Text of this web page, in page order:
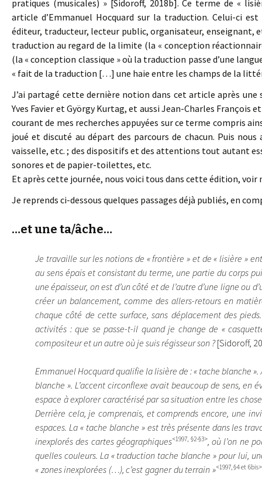
pratiques (musicales) » [Sidoroff, 2018b]. Ce terme de «
article d’Emmanuel Hocquard sur la traduction. Celui-ci
éditeur, traducteur, lecteur public, organisateur, enseignant,
traduction au regard de la limite (la « conception
(la « conception classique » où la traduction passe d’une
« fait de la traduction […] une haie entre les champs de la
J’ai partagé cette dernière notion dans cet article après
Yves Favier et György Kurtag, et aussi Jean-Charles François
courant de mes recherches appuyées sur ce terme compris
joué et discuté au départ des parcours de chacun. Puis
vaisselle, etc. ; des dispositifs et des attentions tout autant
sonores et de papier-toilettes, etc.
Et après cette journée, nous voici tous dans cette édition,
Je reprends ci-dessous quelques passages déjà publiés, en
…et une ta/âche…
Je travaille sur les notions de « frontière » et de « lisière »
au sens épais et consistant du terme, une partie du corps
une épaisseur, on est d’un côté et de l’autre d’une ligne ou
créer un balancement, comme des allers-retours en
chaque côté de cette surface, sans déplacement des
activités : que se passe-t-il quand je change de «
compositeur et un autre où je suis régisseur son ?[Sidoroff,
Emmanuel Hocquard qualifie la lisière de : « tache blanche
blanche ». L’accent circonflexe avait beaucoup de sens,
espace à explorer caractérisé par sa situation entre les
Derrière cela, je comprenais, et comprends encore, une
espaces. La « tache blanche » est très présente dans les
inexplorés des cartes géographiques<1997, §2-§3>, où l’on ne
quelles couleurs. La « traduction tache blanche » pour lui,
« zones inexplorées (…), c’est gagner du terrain »<1997, §4 et 6bis>